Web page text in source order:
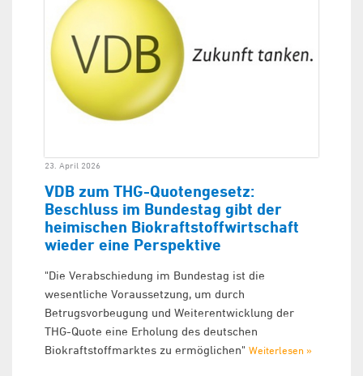
23. April 2026
VDB zum THG-Quotengesetz:
Beschluss im Bundestag gibt der
heimischen Biokraftstoffwirtschaft
wieder eine Perspektive
"Die Verabschiedung im Bundestag ist die
wesentliche Voraussetzung, um durch
Betrugsvorbeugung und Weiterentwicklung der
THG-Quote eine Erholung des deutschen
Biokraftstoffmarktes zu ermöglichen" Weiterlesen »